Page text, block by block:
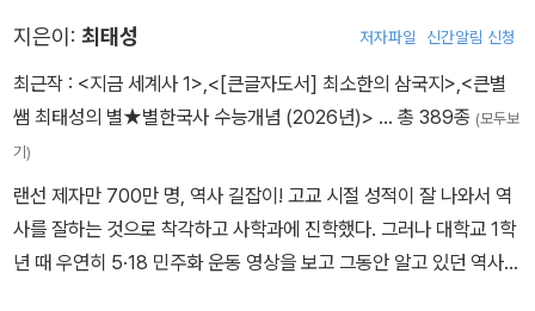
지은이: 최태성 저자파일 신간알림 신청
최근작 : <지금 세계사 1>,<[큰글자도서] 최소한의 삼국지>,<큰별
쌤 최태성의 별★별한국사 수능개념 (2026년)> … 총 389종 (모두보
기)
랜선 제자만 700만 명, 역사 길잡이! 고교 시절 성적이 잘 나와서 역
사를 잘하는 것으로 착각하고 사학과에 진학했다. 그러나 대학교 1학
년 때 우연히 5·18 민주화 운동 영상을 보고 그동안 알고 있던 역사적